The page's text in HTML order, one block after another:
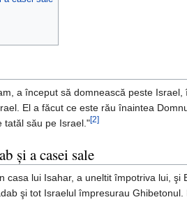
a început să domnească peste
El a făcut ce este rău înaintea
tatăl său pe Israel."[2]
şi a casei sale
casa lui Isahar, a uneltit împotriva lui,
şi tot Israelul împresurau